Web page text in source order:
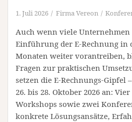
1. Juli 2026 Firma Vereon
Auch wenn viele
Einführung der E-Rechnung in
Monaten weiter vorantreiben,
Fragen zur praktischen
setzen die E-Rechnungs-Gipfel
26. bis 28. Oktober 2026 an:
Workshops sowie zwei
konkrete Lösungsansätze,